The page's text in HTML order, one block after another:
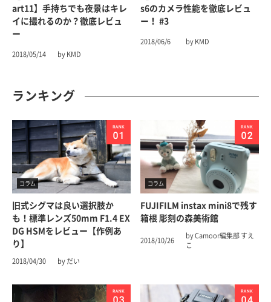
Art11】手持ちでも夜景はキレ
イに撮れるのか？徹底レビュ
ー
2018/05/14 by KMD
S6のカメラ性能を徹底レビュ
ー！ #3
2018/06/6 by KMD
ランキング
コラム
旧式シグマは良い選択肢か
も！標準レンズ50mm F1.4 EX
DG HSMをレビュー【作例あ
り】
2018/04/30 by だい
コラム
FUJIFILM instax mini8で残す
箱根 彫刻の森美術館
2018/10/26
by Camoor編集部 すえ
こ